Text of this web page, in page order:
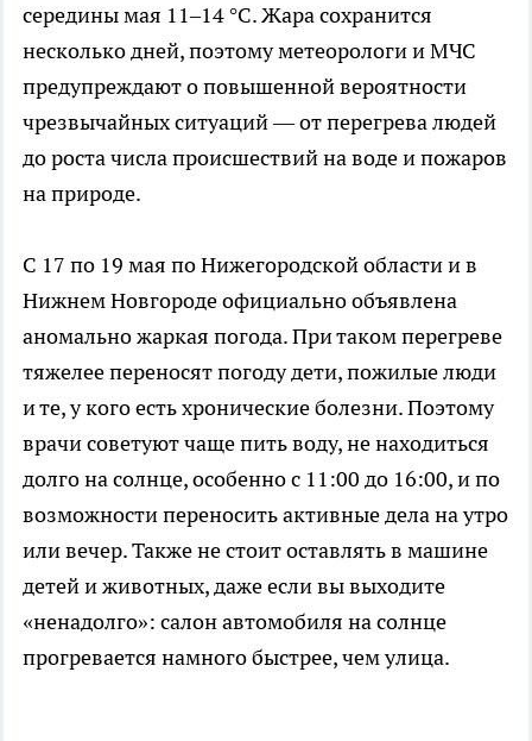
середины мая 11–14 °С. Жара сохранится
несколько дней, поэтому метеорологи и МЧС
предупреждают о повышенной вероятности
чрезвычайных ситуаций — от перегрева людей
до роста числа происшествий на воде и пожаров
на природе.
С 17 по 19 мая по Нижегородской области и в
Нижнем Новгороде официально объявлена
аномально жаркая погода. При таком перегреве
тяжелее переносят погоду дети, пожилые люди
и те, у кого есть хронические болезни. Поэтому
врачи советуют чаще пить воду, не находиться
долго на солнце, особенно с 11:00 до 16:00, и по
возможности переносить активные дела на утро
или вечер. Также не стоит оставлять в машине
детей и животных, даже если вы выходите
«ненадолго»: салон автомобиля на солнце
прогревается намного быстрее, чем улица.